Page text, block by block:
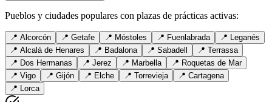
Pueblos y ciudades populares con plazas de prácticas activas:
📍 Alcorcón 📍 Getafe 📍 Móstoles 📍 Fuenlabrada 📍 Leganés
📍 Alcalá de Henares 📍 Badalona 📍 Sabadell 📍 Terrassa
📍 Dos Hermanas 📍 Jerez 📍 Marbella 📍 Roquetas de Mar
📍 Vigo 📍 Gijón 📍 Elche 📍 Torrevieja 📍 Cartagena
📍 Lorca